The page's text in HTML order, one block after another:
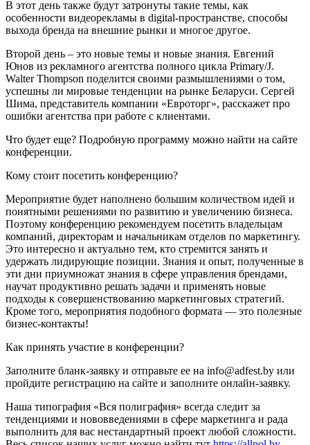
В этот день также будут затронуты такие темы, как
особенности видеорекламы в digital-пространстве, способы
выхода бренда на внешние рынки и многое другое.
Второй день – это новые темы и новые знания. Евгений
Юнов из рекламного агентства полного цикла Primary/J.
Walter Thompson поделится своими размышлениями о том,
успешны ли мировые тенденции на рынке Беларуси. Сергей
Шима, представитель компании «Евроторг», расскажет про
ошибки агентства при работе с клиентами.
Что будет еще? Подробную программу можно найти на сайте
конференции.
Кому стоит посетить конференцию?
Мероприятие будет наполнено большим количеством идей и
понятными решениями по развитию и увеличению бизнеса.
Поэтому конференцию рекомендуем посетить владельцам
компаний, директорам и начальникам отделов по маркетингу.
Это интересно и актуально тем, кто стремится занять и
удержать лидирующие позиции. Знания и опыт, полученные в
эти дни приумножат знания в сфере управления брендами,
научат продуктивно решать задачи и применять новые
подходы к совершенствованию маркетинговых стратегий.
Кроме того, мероприятия подобного формата — это полезные
бизнес-контакты!
Как принять участие в конференции?
Заполните бланк-заявку и отправьте ее на info@adfest.by или
пройдите регистрацию на сайте и заполните онлайн-заявку.
Наша типография «Вся полиграфия» всегда следит за
тенденциями и нововведениями в сфере маркетинга и рада
выполнить для вас нестандартный проект любой сложности.